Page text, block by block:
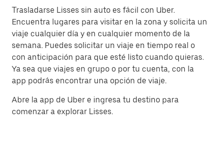
Trasladarse Lisses sin auto es fácil con Uber.
Encuentra lugares para visitar en la zona y solicita un
viaje cualquier día y en cualquier momento de la
semana. Puedes solicitar un viaje en tiempo real o
con anticipación para que esté listo cuando quieras.
Ya sea que viajes en grupo o por tu cuenta, con la
app podrás encontrar una opción de viaje.
Abre la app de Uber e ingresa tu destino para
comenzar a explorar Lisses.